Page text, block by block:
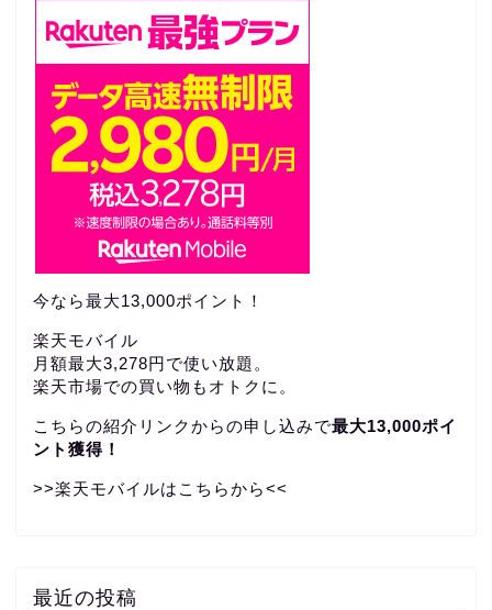
今なら最大13,000ポイント！
楽天モバイル
月額最大3,278円で使い放題。
楽天市場での買い物もオトクに。
こちらの紹介リンクからの申し込みで最大13,000ポイ
ント獲得！
>>楽天モバイルはこちらから<<
最近の投稿